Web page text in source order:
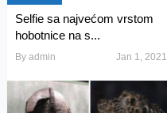
Selfie sa najvećom vrstom
hobotnice na s...
By admin Jan 1, 2021